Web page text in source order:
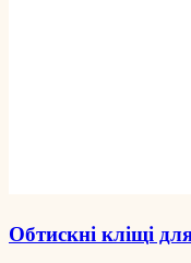
Обтискні кліщі